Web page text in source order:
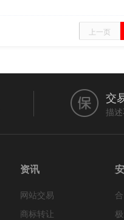
上一页
交
描
资讯
网站交易
商标转让